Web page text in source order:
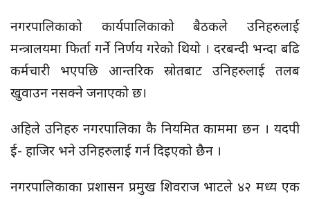
नगरपालिकाको कार्यपालिकाको बैठकले उनिहरुलाई
मन्त्रालयमा फिर्ता गर्ने निर्णय गरेको थियो । दरबन्दी भन्दा बढि
कर्मचारी भएपछि आन्तरिक स्रोतबाट उनिहरुलाई तलब
खुवाउन नसक्ने जनाएको छ।
अहिले उनिहरु नगरपालिका कै नियमित काममा छन । यदपी
ई- हाजिर भने उनिहरुलाई गर्न दिइएको छैन ।
नगरपालिकाका प्रशासन प्रमुख शिवराज भाटले ४२ मध्य एक